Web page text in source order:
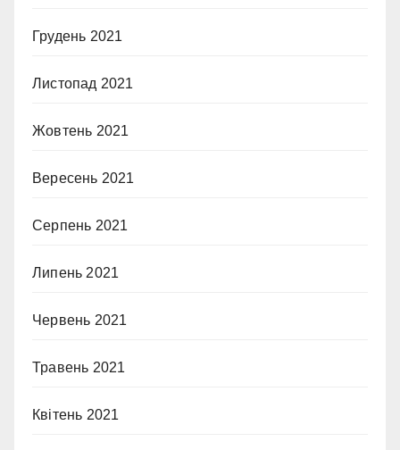
Грудень 2021
Листопад 2021
Жовтень 2021
Вересень 2021
Серпень 2021
Липень 2021
Червень 2021
Травень 2021
Квітень 2021